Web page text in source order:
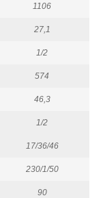
1106
27,1
1/2
574
46,3
1/2
17/36/46
230/1/50
90